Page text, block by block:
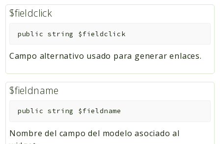
$fieldclick
public string $fieldclick
Campo alternativo usado para generar enlaces.
$fieldname
public string $fieldname
Nombre del campo del modelo asociado al